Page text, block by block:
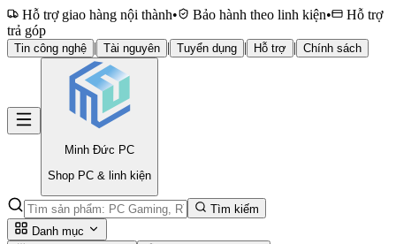
Hỗ trợ giao hàng nội thành• Bảo hành theo linh kiện•
Hỗ trợ
trả góp
Tin công nghệ | Tài nguyên | Tuyển dụng | Hỗ trợ | Chính sách
Minh Đức PC
Shop PC & linh kiện
Tìm kiếm
Danh mục